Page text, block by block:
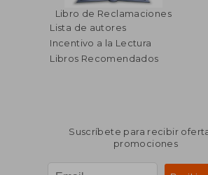
Libro de Reclamaciones
Lista de autores
Incentivo a la Lectura
Libros Recomendados
Suscríbete para recibir
promociones